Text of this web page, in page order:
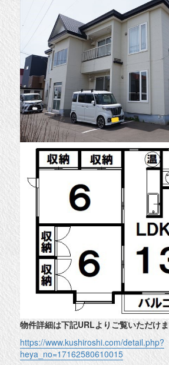
物件詳細は下記URLよりご覧いただけま
https://www.kushiroshi.com/detail.php?
heya_no=17162580610015